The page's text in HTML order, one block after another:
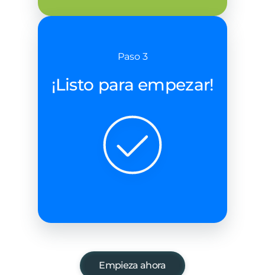
Paso 3
¡Listo para empezar!
Empieza ahora